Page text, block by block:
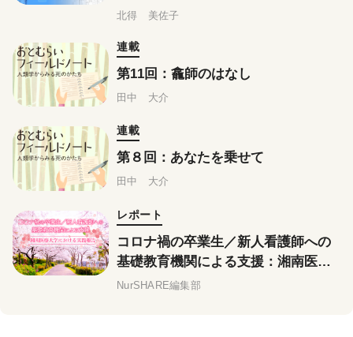
北得 美佐子
連載
第11回：龕師のはなし
田中 大介
連載
第８回：あなたを乗せて
田中 大介
レポート
コロナ禍の卒業生／新人看護師への
基礎教育機関による支援：湘南医療
大学における実践報告
NurSHARE編集部